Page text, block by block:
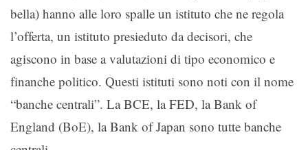
bella) hanno alle loro spalle un istituto che ne regola
l’offerta, un istituto presieduto da decisori, che
agiscono in base a valutazioni di tipo economico e
finanche politico. Questi istituti sono noti con il nome
“banche centrali”. La BCE, la FED, la Bank of
England (BoE), la Bank of Japan sono tutte banche